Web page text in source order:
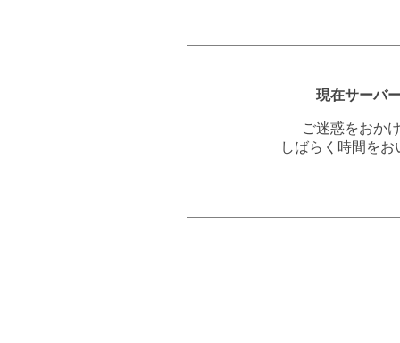
現在サーバ
ご迷惑をおか
しばらく時間を